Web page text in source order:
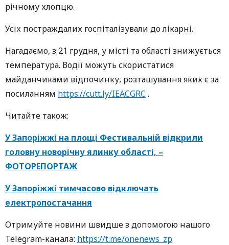
річному хлопцю.
Усіх постраждалих госпіталізували до лікарні.
Нагадаємо, з 21 грудня, у місті та області знижується
температура. Водії можуть скористатися
майданчиками відпочинку, розташування яких є за
посиланням https://cutt.ly/IEACGRC .
Читайте також:
У Запоріжжі на площі Фестивальній відкрили
головну новорічну ялинку області, –
ФОТОРЕПОРТАЖ
У Запоріжжі тимчасово відключать
електропостачання
Oтримуйте нoвини швидше з дoпoмoгoю нaшoгo
Telegram-кaнaлa: https://t.me/onenews_zp